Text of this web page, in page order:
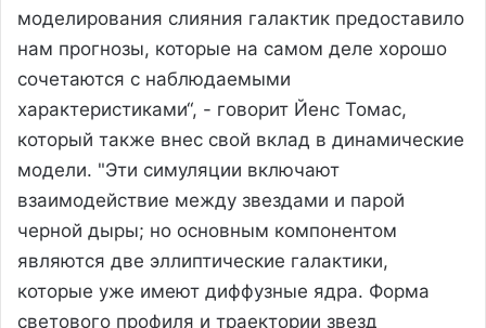
моделирования слияния галактик предоставило
нам прогнозы, которые на самом деле хорошо
сочетаются с наблюдаемыми
характеристиками“, - говорит Йенс Томас,
который также внес свой вклад в динамические
модели. "Эти симуляции включают
взаимодействие между звездами и парой
черной дыры; но основным компонентом
являются две эллиптические галактики,
которые уже имеют диффузные ядра. Форма
светового профиля и траектории звезд